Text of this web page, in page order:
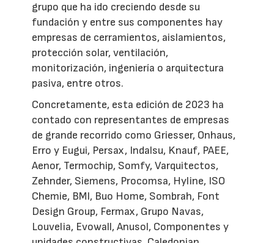
grupo que ha ido creciendo desde su
fundación y entre sus componentes hay
empresas de cerramientos, aislamientos,
protección solar, ventilación,
monitorización, ingeniería o arquitectura
pasiva, entre otros.
Concretamente, esta edición de 2023 ha
contado con representantes de empresas
de grande recorrido como Griesser, Onhaus,
Erro y Eugui, Persax, Indalsu, Knauf, PAEE,
Aenor, Termochip, Somfy, Varquitectos,
Zehnder, Siemens, Procomsa, Hyline, ISO
Chemie, BMI, Buo Home, Sombrah, Font
Design Group, Fermax, Grupo Navas,
Louvelia, Evowall, Anusol, Componentes y